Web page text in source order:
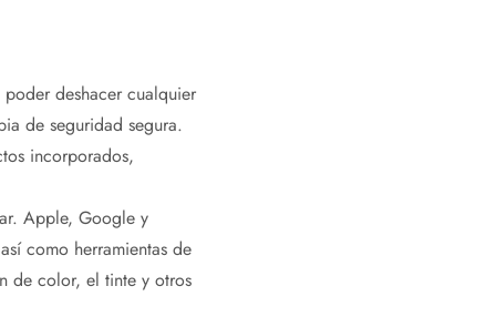
deshacer cualquier
de seguridad segura.
incorporados,
Apple, Google y
como herramientas de
de color, el tinte y otros